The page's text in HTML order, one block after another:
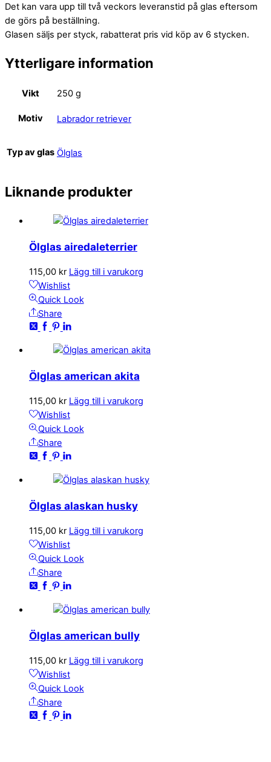
Det kan vara upp till två veckors leveranstid på glas eftersom
de görs på beställning.
Glasen säljs per styck, rabatterat pris vid köp av 6 stycken.
Ytterligare information
Vikt 250 g
Motiv Labrador retriever
Typ av glas Ölglas
Liknande produkter
Ölglas airedaleterrier
115,00 kr Lägg till i varukorg
Wishlist
Quick Look
Share
Ölglas american akita
115,00 kr Lägg till i varukorg
Wishlist
Quick Look
Share
Ölglas alaskan husky
115,00 kr Lägg till i varukorg
Wishlist
Quick Look
Share
Ölglas american bully
115,00 kr Lägg till i varukorg
Wishlist
Quick Look
Share